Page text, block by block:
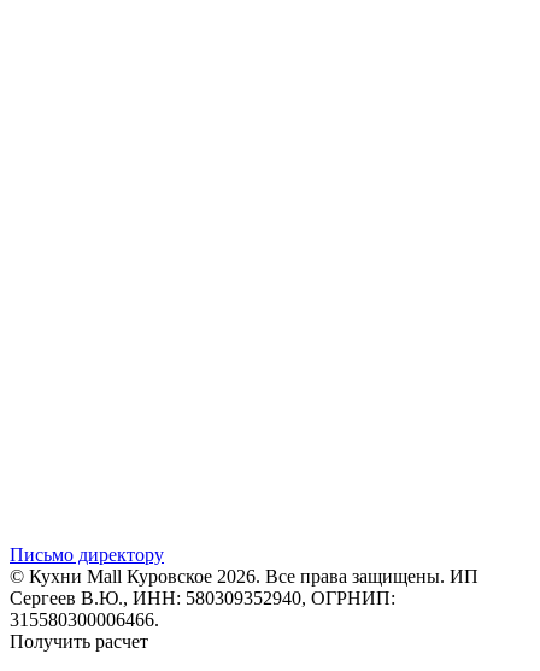
Письмо директору
© Кухни Mall Куровское 2026. Все права защищены. ИП
Сергеев В.Ю., ИНН: 580309352940, ОГРНИП:
315580300006466.
Получить расчет